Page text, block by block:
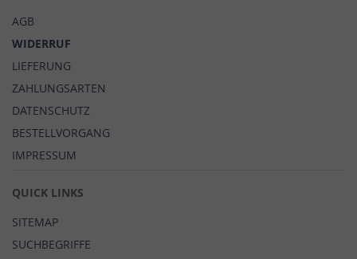
AGB
WIDERRUF
LIEFERUNG
ZAHLUNGSARTEN
DATENSCHUTZ
BESTELLVORGANG
IMPRESSUM
QUICK LINKS
SITEMAP
SUCHBEGRIFFE